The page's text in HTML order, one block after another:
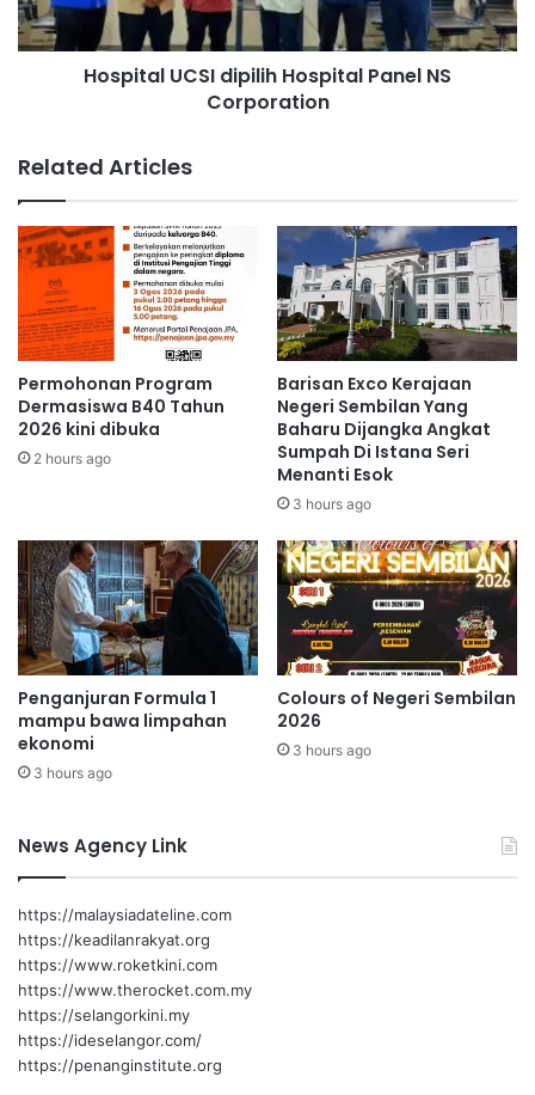
i
l
n
C
a
l
l
d
o
t
o
r
i
k
k
a
n
4
0
p
e
t
u
l
U
i
p
i
l
i
H
o
s
p
i
t
a
n
e
l
N
S
C
o
r
p
a
t
Hospital UCSI dipilih Hospital Panel NS
Corporation
Related Articles
Permohonan Program
Dermasiswa B40 Tahun
2026 kini dibuka
2 hours ago
Barisan Exco Kerajaan
Negeri Sembilan Yang
Baharu Dijangka Angkat
Sumpah Di Istana Seri
Menanti Esok
3 hours ago
Penganjuran Formula 1
mampu bawa limpahan
ekonomi
3 hours ago
Colours of Negeri Sembilan
2026
3 hours ago
News Agency Link
https://malaysiadateline.com
https://keadilanrakyat.org
https://www.roketkini.com
https://www.therocket.com.my
https://selangorkini.my
https://ideselangor.com/
https://penanginstitute.org